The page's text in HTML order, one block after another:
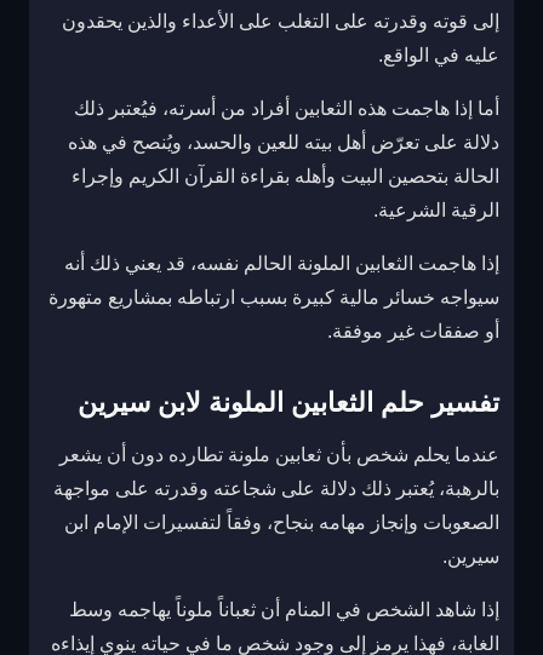
إلى قوته وقدرته على التغلب على الأعداء والذين يحقدون
عليه في الواقع.
أما إذا هاجمت هذه الثعابين أفراد من أسرته، فيُعتبر ذلك
دلالة على تعرّض أهل بيته للعين والحسد، ويُنصح في هذه
الحالة بتحصين البيت وأهله بقراءة القرآن الكريم وإجراء
الرقية الشرعية.
إذا هاجمت الثعابين الملونة الحالم نفسه، قد يعني ذلك أنه
سيواجه خسائر مالية كبيرة بسبب ارتباطه بمشاريع متهورة
أو صفقات غير موفقة.
تفسير حلم الثعابين الملونة لابن سيرين
عندما يحلم شخص بأن ثعابين ملونة تطارده دون أن يشعر
بالرهبة، يُعتبر ذلك دلالة على شجاعته وقدرته على مواجهة
الصعوبات وإنجاز مهامه بنجاح، وفقاً لتفسيرات الإمام ابن
سيرين.
إذا شاهد الشخص في المنام أن ثعباناً ملوناً يهاجمه وسط
الغابة، فهذا يرمز إلى وجود شخص ما في حياته ينوي إيذاءه